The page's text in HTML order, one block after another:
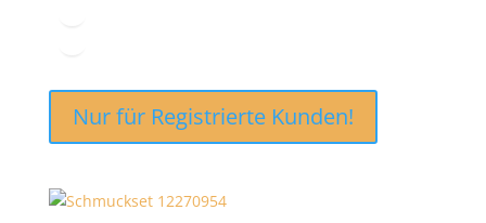
Nur für Registrierte Kunden!